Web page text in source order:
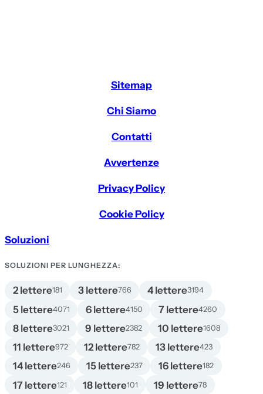
Sitemap
Chi Siamo
Contatti
Avvertenze
Privacy Policy
Cookie Policy
Soluzioni
SOLUZIONI PER LUNGHEZZA:
2 lettere181 3 lettere766 4 lettere3194
5 lettere4071 6 lettere4150 7 lettere4260
8 lettere3021 9 lettere2382 10 lettere1608
11 lettere972 12 lettere782 13 lettere423
14 lettere246 15 lettere237 16 lettere182
17 lettere121 18 lettere101 19 lettere78